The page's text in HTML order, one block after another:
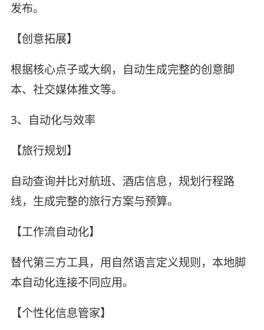
发布。
【创意拓展】
根据核心点子或大纲，自动生成完整的创意脚
本、社交媒体推文等。
3、自动化与效率
【旅行规划】
自动查询并比对航班、酒店信息，规划行程路
线，生成完整的旅行方案与预算。
【工作流自动化】
替代第三方工具，用自然语言定义规则，本地脚
本自动化连接不同应用。
【个性化信息管家】